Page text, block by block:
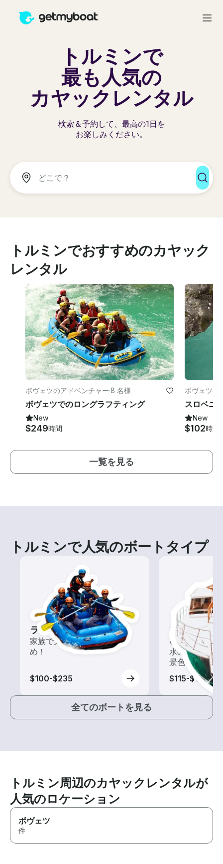
トルミンで
最も人気の
カヤックレンタル
検索＆予約して、最高の1日を
お楽しみください。
トルミンでおすすめのカヤック
レンタル
ボヴェツのアドベンチャー·8 名様
ボヴェツでのロングラフティング
New
$249時間
ボヴェツの
New
$102時間
一覧を見る
トルミンで人気のボートタイプ
ラフティング
家族で力を合わせて突き進
め！
$100-$235
ツアー
いろんな再発
水の上から眺
景色を楽しも
$115-$130
全てのボートを見る
トルミン周辺のカヤックレンタルが
人気のロケーション
ボヴェツ
件